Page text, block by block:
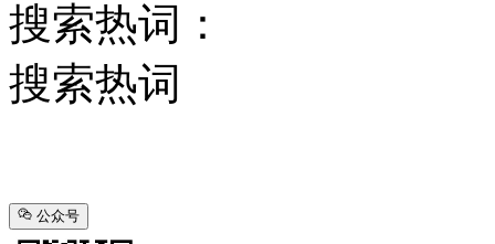
搜索热词：
搜索热词
公众号